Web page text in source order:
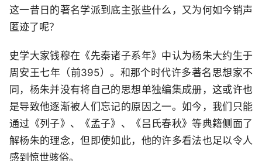
这一昔日的著名学派到底主张些什么，又为何如今销声
匿迹了呢？
史学大家钱穆在《先秦诸子系年》中认为杨朱大约生于
周安王七年（前395）。和那个时代许多著名思想家不
同，杨朱并没有将自己的思想单独编集成册，这或许也
是导致他逐渐被人们忘记的原因之一。如今，我们只能
通过《列子》、《孟子》、《吕氏春秋》等典籍侧面了
解杨朱的理念，但即使如此，他的许多看法也足以令人
感到惊世骇俗。